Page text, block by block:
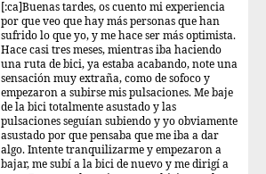
[:ca]Buenas tardes, os cuento mi experiencia
por que veo que hay más personas que han
sufrido lo que yo, y me hace ser más optimista.
Hace casi tres meses, mientras iba haciendo
una ruta de bici, ya estaba acabando, note una
sensación muy extraña, como de sofoco y
empezaron a subirse mis pulsaciones. Me baje
de la bici totalmente asustado y las
pulsaciones seguían subiendo y yo obviamente
asustado por que pensaba que me iba a dar
algo. Intente tranquilizarme y empezaron a
bajar, me subí a la bici de nuevo y me dirigí a